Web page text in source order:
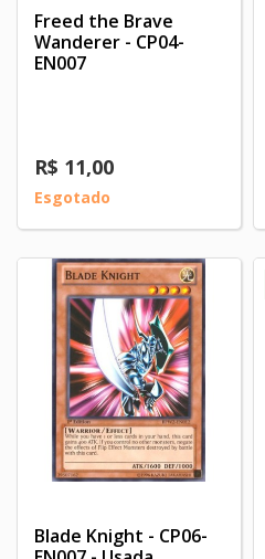
Freed the Brave
Wanderer - CP04-
EN007
R$ 11,00
Esgotado
Blade Knight - CP06-